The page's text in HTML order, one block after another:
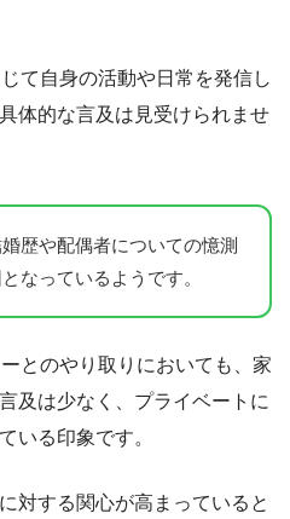
て自身の活動や日常を発信し
体的な言及は見受けられませ
歴や配偶者についての憶測
なっているようです。
とのやり取りにおいても、家
及は少なく、プライベートに
いる印象です。
対する関心が高まっていると